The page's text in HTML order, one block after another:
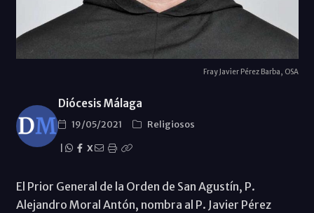
Fray Javier Pérez Barba, OSA
Diócesis Málaga
19/05/2021
Religiosos
X
El Prior General de la Orden de San Agustín, P.
Alejandro Moral Antón, nombra al P. Javier Pérez